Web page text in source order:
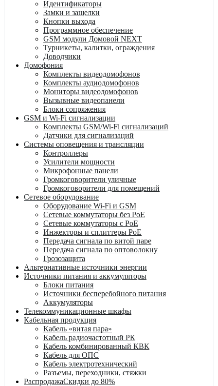
Идентификаторы
Замки и защелки
Кнопки выхода
Программное обеспечение
GSM модули Домовой NEXT
Турникеты, калитки, ограждения
Доводчики
Домофония
Комплекты видеодомофонов
Комплекты аудиодомофонов
Мониторы видеодомофонов
Вызывные видеопанели
Блоки сопряжения
GSM и Wi-Fi сигнализации
Комплекты GSM/Wi-Fi сигнализаций
Датчики для сигнализаций
Системы оповещения и трансляции
Контроллеры
Усилители мощности
Микрофонные панели
Громкоговорители уличные
Громкоговорители для помещений
Сетевое оборудование
Оборудование Wi-Fi и GSM
Сетевые коммутаторы без PoE
Сетевые коммутаторы с PoE
Инжекторы и сплиттеры PoE
Передача сигнала по витой паре
Передача сигнала по оптоволокну
Грозозащита
Альтернативные источники энергии
Источники питания и аккумуляторы
Блоки питания
Источники бесперебойного питания
Аккумуляторы
Телекоммуникационные шкафы
Кабельная продукция
Кабель «витая пара»
Кабель радиочастотный РК
Кабель комбинированный КВК
Кабель для ОПС
Кабель электротехнический
Разъемы, переходники, стяжки
РаспродажаСкидки до 80%